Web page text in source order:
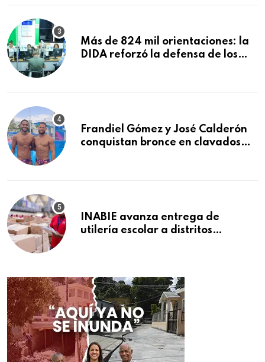
Macorís
Más de 824 mil orientaciones: la
DIDA reforzó la defensa de los
Frandiel Gómez y José Calderón
conquistan bronce en clavados
INABIE avanza entrega de
utilería escolar a distritos